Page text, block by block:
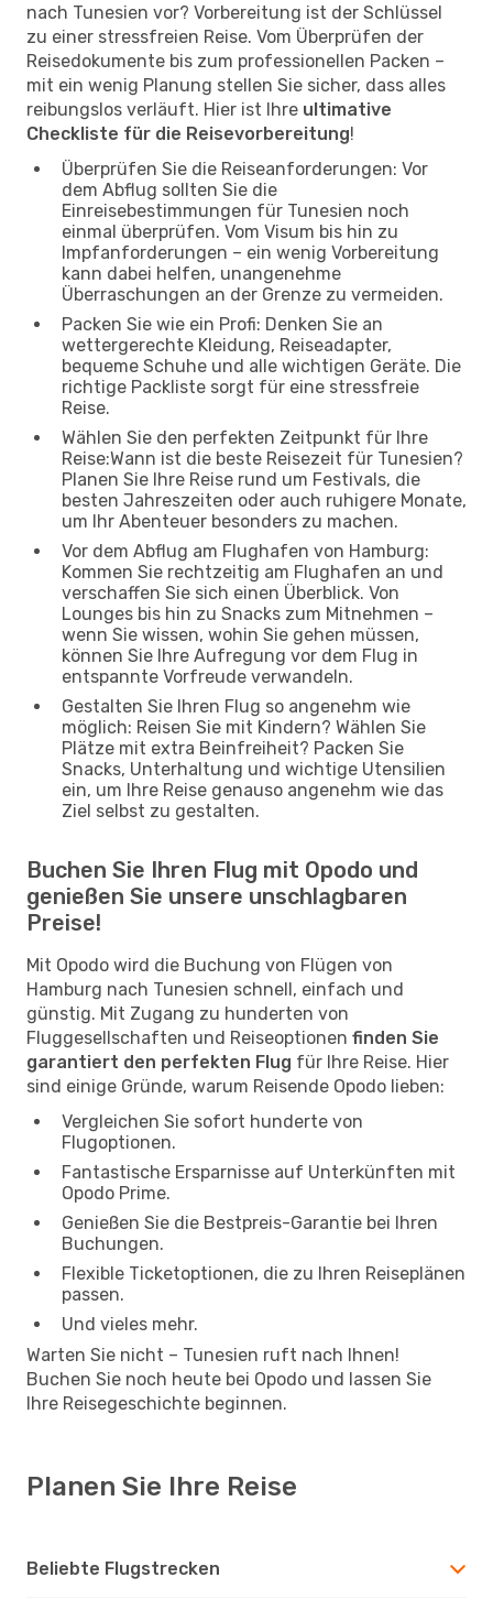
nach Tunesien vor? Vorbereitung ist der Schlüssel
zu einer stressfreien Reise. Vom Überprüfen der
Reisedokumente bis zum professionellen Packen –
mit ein wenig Planung stellen Sie sicher, dass alles
reibungslos verläuft. Hier ist Ihre ultimative
Checkliste für die Reisevorbereitung!
Überprüfen Sie die Reiseanforderungen: Vor
dem Abflug sollten Sie die
Einreisebestimmungen für Tunesien noch
einmal überprüfen. Vom Visum bis hin zu
Impfanforderungen – ein wenig Vorbereitung
kann dabei helfen, unangenehme
Überraschungen an der Grenze zu vermeiden.
Packen Sie wie ein Profi: Denken Sie an
wettergerechte Kleidung, Reiseadapter,
bequeme Schuhe und alle wichtigen Geräte. Die
richtige Packliste sorgt für eine stressfreie
Reise.
Wählen Sie den perfekten Zeitpunkt für Ihre
Reise:Wann ist die beste Reisezeit für Tunesien?
Planen Sie Ihre Reise rund um Festivals, die
besten Jahreszeiten oder auch ruhigere Monate,
um Ihr Abenteuer besonders zu machen.
Vor dem Abflug am Flughafen von Hamburg:
Kommen Sie rechtzeitig am Flughafen an und
verschaffen Sie sich einen Überblick. Von
Lounges bis hin zu Snacks zum Mitnehmen –
wenn Sie wissen, wohin Sie gehen müssen,
können Sie Ihre Aufregung vor dem Flug in
entspannte Vorfreude verwandeln.
Gestalten Sie Ihren Flug so angenehm wie
möglich: Reisen Sie mit Kindern? Wählen Sie
Plätze mit extra Beinfreiheit? Packen Sie
Snacks, Unterhaltung und wichtige Utensilien
ein, um Ihre Reise genauso angenehm wie das
Ziel selbst zu gestalten.
Buchen Sie Ihren Flug mit Opodo und
genießen Sie unsere unschlagbaren
Preise!
Mit Opodo wird die Buchung von Flügen von
Hamburg nach Tunesien schnell, einfach und
günstig. Mit Zugang zu hunderten von
Fluggesellschaften und Reiseoptionen finden Sie
garantiert den perfekten Flug für Ihre Reise. Hier
sind einige Gründe, warum Reisende Opodo lieben:
Vergleichen Sie sofort hunderte von
Flugoptionen.
Fantastische Ersparnisse auf Unterkünften mit
Opodo Prime.
Genießen Sie die Bestpreis-Garantie bei Ihren
Buchungen.
Flexible Ticketoptionen, die zu Ihren Reiseplänen
passen.
Und vieles mehr.
Warten Sie nicht – Tunesien ruft nach Ihnen!
Buchen Sie noch heute bei Opodo und lassen Sie
Ihre Reisegeschichte beginnen.
Planen Sie Ihre Reise
Beliebte Flugstrecken